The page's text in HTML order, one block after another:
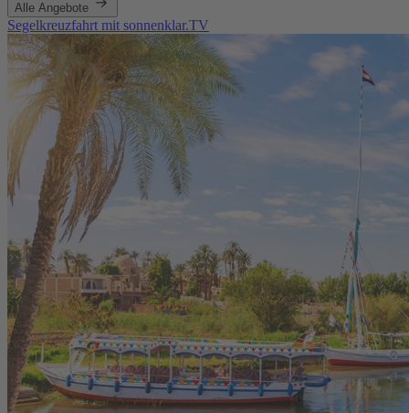
Alle Angebote
Segelkreuzfahrt mit sonnenklar.TV